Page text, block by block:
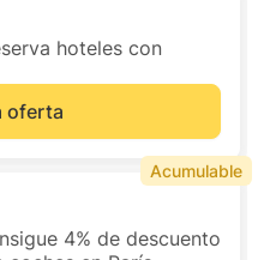
hoteles con
oferta
4% de descuento
Acumulable